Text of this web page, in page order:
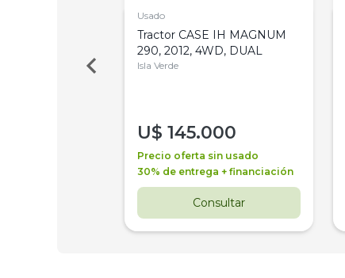
Usado
Tractor CASE IH MAGNUM
290, 2012, 4WD, DUAL
Isla Verde
U$ 145.000
Precio oferta sin usado
30% de entrega + financiación
Consultar